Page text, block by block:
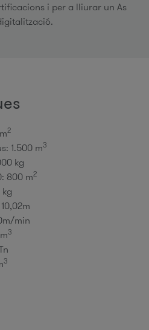
i per a lliurar un As
2
1.500 m3
kg
800 m2
min
3
3